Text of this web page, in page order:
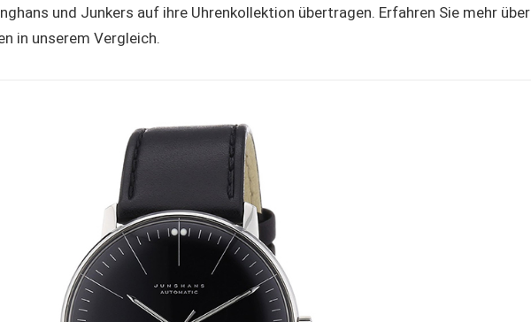
und Junkers auf ihre Uhrenkollektion übertragen. Erfahren Sie mehr über
in unserem Vergleich.